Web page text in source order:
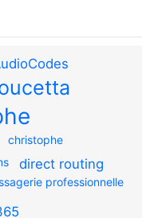
christophe
direct routing
professionnelle